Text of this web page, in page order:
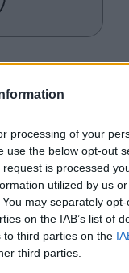
processing of your
use the below opt-out
is processed
utilized by us
may separately
on the IAB’s list of
to third parties on the
third parties.
μετά την
με τον